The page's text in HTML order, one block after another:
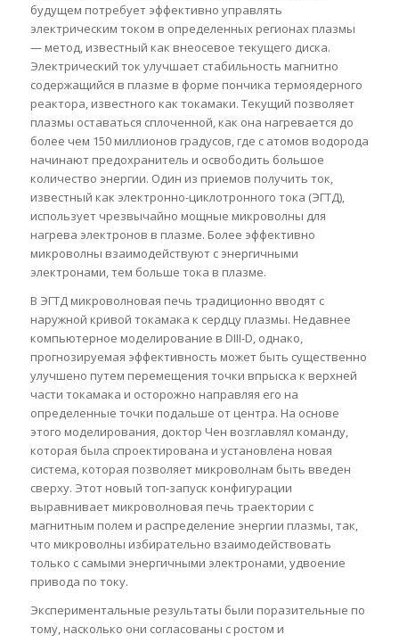
будущем потребует эффективно управлять
электрическим током в определенных регионах плазмы
— метод, известный как внеосевое текущего диска.
Электрический ток улучшает стабильность магнитно
содержащийся в плазме в форме пончика термоядерного
реактора, известного как токамаки. Текущий позволяет
плазмы оставаться сплоченной, как она нагревается до
более чем 150 миллионов градусов, где с атомов водорода
начинают предохранитель и освободить большое
количество энергии. Один из приемов получить ток,
известный как электронно-циклотронного тока (ЭГТД),
использует чрезвычайно мощные микроволны для
нагрева электронов в плазме. Более эффективно
микроволны взаимодействуют с энергичными
электронами, тем больше тока в плазме.
В ЭГТД микроволновая печь традиционно вводят с
наружной кривой токамака к сердцу плазмы. Недавнее
компьютерное моделирование в DIII-D, однако,
прогнозируемая эффективность может быть существенно
улучшено путем перемещения точки впрыска к верхней
части токамака и осторожно направляя его на
определенные точки подальше от центра. На основе
этого моделирования, доктор Чен возглавлял команду,
которая была спроектирована и установлена новая
система, которая позволяет микроволнам быть введен
сверху. Этот новый топ-запуск конфигурации
выравнивает микроволновая печь траектории с
магнитным полем и распределение энергии плазмы, так,
что микроволны избирательно взаимодействовать
только с самыми энергичными электронами, удвоение
привода по току.
Экспериментальные результаты были поразительные по
тому, насколько они согласованы с ростом и